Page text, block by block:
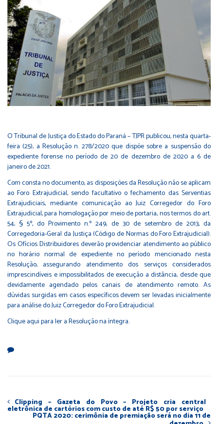
O Tribunal de Justiça do Estado do Paraná – TJPR publicou, nesta quarta-
feira (25), a Resolução n. 278/2020 que dispõe sobre a suspensão do
expediente forense no período de 20 de dezembro de 2020 a 6 de
janeiro de 2021.
Com consta no documento, as disposições da Resolução não se aplicam
ao Foro Extrajudicial, sendo facultativo o fechamento das Serventias
Extrajudiciais, mediante comunicação ao Juiz Corregedor do Foro
Extrajudicial, para homologação por meio de portaria, nos termos do art.
54, § 5º, do Provimento n.º 249, de 30 de setembro de 2013, da
Corregedoria-Geral da Justiça (Código de Normas do Foro Extrajudicial).
Os Ofícios Distribuidores deverão providenciar atendimento ao público
no horário normal de expediente no período mencionado nesta
Resolução, assegurando atendimento dos serviços considerados
imprescindíveis e impossibilitados de execução a distância, desde que
devidamente agendado pelos canais de atendimento remoto. As
dúvidas surgidas em casos específicos devem ser levadas inicialmente
para análise do Juiz Corregedor do Foro Extrajudicial.
Clique aquipara ler a Resolução na íntegra.
Clipping – Gazeta do Povo – Projeto cria central
eletrônica de cartórios com custo de até R$ 50 por serviço
PQTA 2020: cerimônia de premiação será no dia 11 de